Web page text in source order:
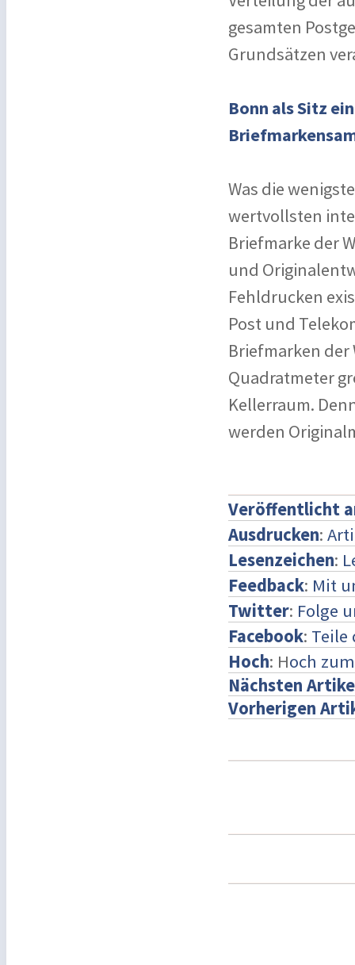
gesamten
Grundsätzen
Bonn als Sitz
Was die
wertvollsten
Briefmarke der
und
Fehldrucken
Post und
Briefmarken der
Quadratmeter
Kellerraum.
werden
Veröffentlicht
Ausdrucken:
Lesenzeichen:
Feedback: Mit
Twitter: Folge
Facebook: Teile
Hoch: Hoch
Nächsten
Vorherigen